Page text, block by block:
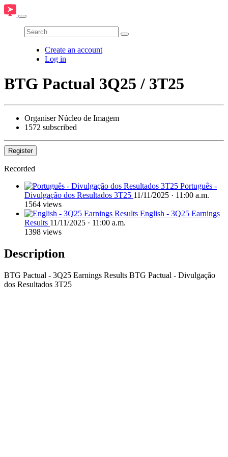
Create an account
Log in
BTG Pactual 3Q25 / 3T25
Organiser Núcleo de Imagem
1572 subscribed
Register
Recorded
Português -
Divulgação dos Resultados 3T25 11/11/2025 · 11:00 a.m.
1564 views
English - 3Q25 Earnings
Results 11/11/2025 · 11:00 a.m.
1398 views
Description
BTG Pactual - 3Q25 Earnings Results BTG Pactual - Divulgação
dos Resultados 3T25